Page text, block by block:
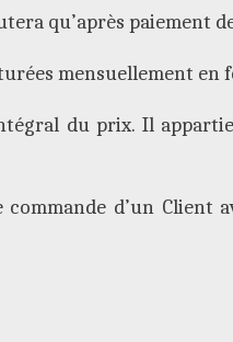
qu’après paiement
mensuellement en
du prix. Il
d’un